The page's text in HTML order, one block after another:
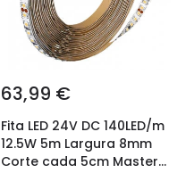
63,99 €
Fita LED 24V DC 140LED/m
12.5W 5m Largura 8mm
Corte cada 5cm Master